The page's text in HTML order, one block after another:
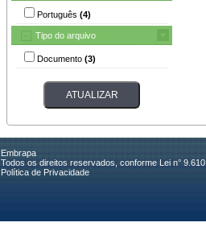
Português (4)
Tipo do arquivo
Documento (3)
Embrapa
Todos os direitos reservados, conforme Lei n° 9.610
Política de Privacidade